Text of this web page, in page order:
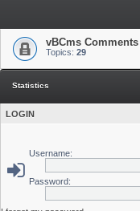
vBCms Comments
Topics: 29
Statistics
LOGIN
Username:
Password: